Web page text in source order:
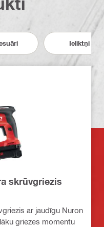
Ieliktņi
skrūvgriezis
ar jaudīgu Nuron
griezes momentu